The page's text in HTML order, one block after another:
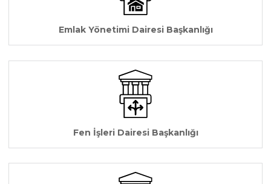
Emlak Yönetimi Dairesi Başkanlığı
Fen İşleri Dairesi Başkanlığı